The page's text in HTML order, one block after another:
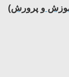
و پرورش)